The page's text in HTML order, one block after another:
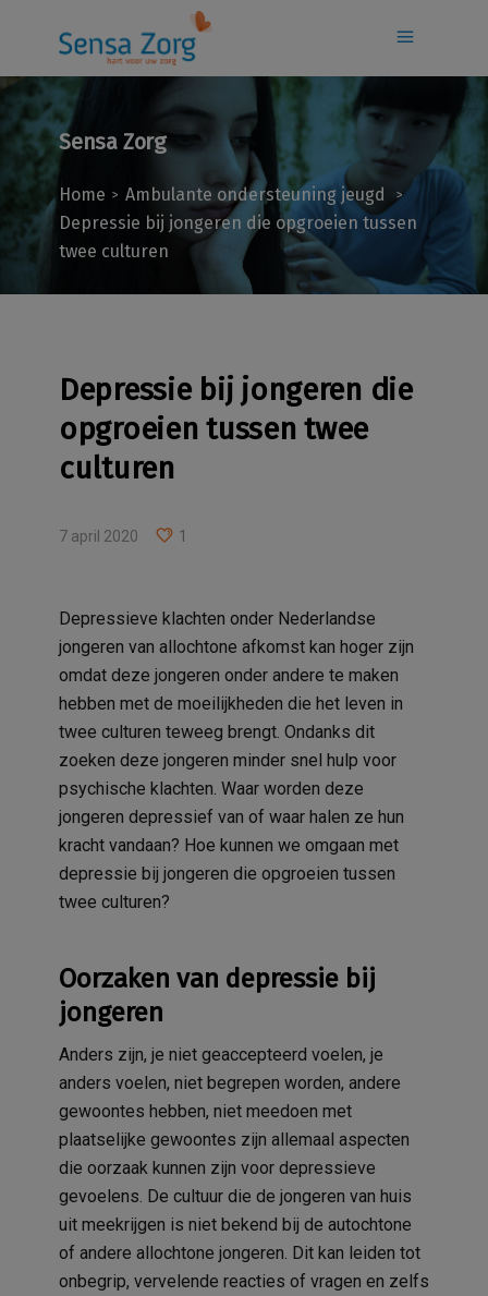
Sensa Zorg
Home > Ambulante ondersteuning jeugd >
Depressie bij jongeren die opgroeien tussen
twee culturen
Depressie bij jongeren die
opgroeien tussen twee
culturen
7 april 2020 1
Depressieve klachten onder Nederlandse
jongeren van allochtone afkomst kan hoger zijn
omdat deze jongeren onder andere te maken
hebben met de moeilijkheden die het leven in
twee culturen teweeg brengt. Ondanks dit
zoeken deze jongeren minder snel hulp voor
psychische klachten. Waar worden deze
jongeren depressief van of waar halen ze hun
kracht vandaan? Hoe kunnen we omgaan met
depressie bij jongeren die opgroeien tussen
twee culturen?
Oorzaken van depressie bij
jongeren
Anders zijn, je niet geaccepteerd voelen, je
anders voelen, niet begrepen worden, andere
gewoontes hebben, niet meedoen met
plaatselijke gewoontes zijn allemaal aspecten
die oorzaak kunnen zijn voor depressieve
gevoelens. De cultuur die de jongeren van huis
uit meekrijgen is niet bekend bij de autochtone
of andere allochtone jongeren. Dit kan leiden tot
onbegrip, vervelende reacties of vragen en zelfs